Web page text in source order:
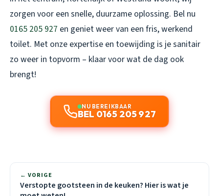
zorgen voor een snelle, duurzame oplossing. Bel nu
0165 205 927 en geniet weer van een fris, werkend
toilet. Met onze expertise en toewijding is je sanitair
zo weer in topvorm – klaar voor wat de dag ook
brengt!
NU BEREIKBAAR
BEL 0165 205 927
← VORIGE
Verstopte gootsteen in de keuken? Hier is wat je